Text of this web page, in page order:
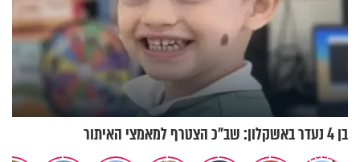
בן 4 נעדר באשקלון: שב"כ הצטרף למאמצי האיתור